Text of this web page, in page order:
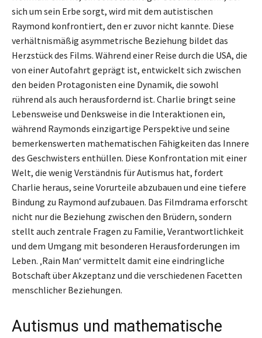
sich um sein Erbe sorgt, wird mit dem autistischen
Raymond konfrontiert, den er zuvor nicht kannte. Diese
verhältnismäßig asymmetrische Beziehung bildet das
Herzstück des Films. Während einer Reise durch die USA, die
von einer Autofahrt geprägt ist, entwickelt sich zwischen
den beiden Protagonisten eine Dynamik, die sowohl
rührend als auch herausfordernd ist. Charlie bringt seine
Lebensweise und Denksweise in die Interaktionen ein,
während Raymonds einzigartige Perspektive und seine
bemerkenswerten mathematischen Fähigkeiten das Innere
des Geschwisters enthüllen. Diese Konfrontation mit einer
Welt, die wenig Verständnis für Autismus hat, fordert
Charlie heraus, seine Vorurteile abzubauen und eine tiefere
Bindung zu Raymond aufzubauen. Das Filmdrama erforscht
nicht nur die Beziehung zwischen den Brüdern, sondern
stellt auch zentrale Fragen zu Familie, Verantwortlichkeit
und dem Umgang mit besonderen Herausforderungen im
Leben. ‚Rain Man‘ vermittelt damit eine eindringliche
Botschaft über Akzeptanz und die verschiedenen Facetten
menschlicher Beziehungen.
Autismus und mathematische